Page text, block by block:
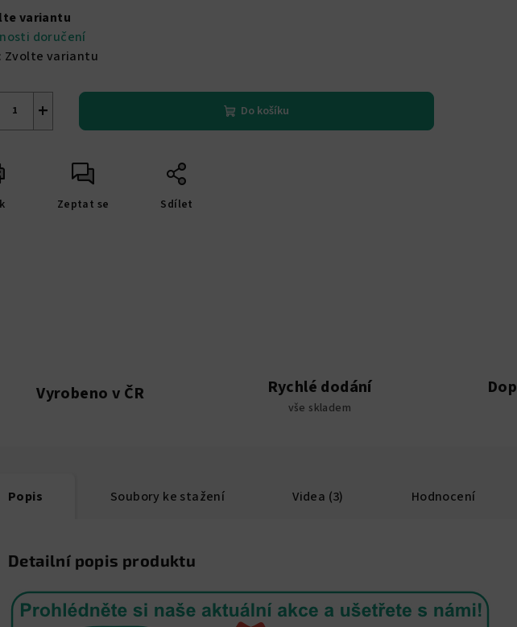
variantu
doručení
Zvolte variantu
+ Do košíku
Zeptat se Sdílet
Vyrobeno v ČR Rychlé dodání
vše skladem
Popis Soubory ke stažení Videa (3) Hodnocení
Detailní popis produktu